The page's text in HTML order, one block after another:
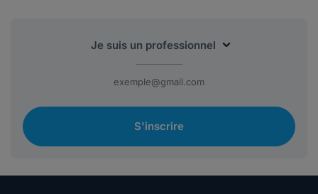
S'inscrire